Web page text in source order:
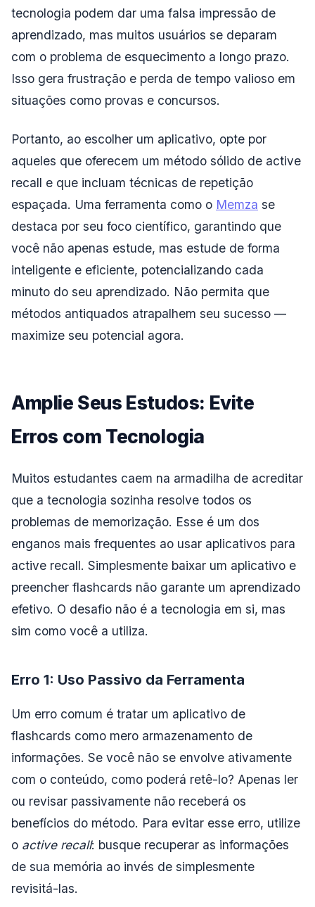
tecnologia podem dar uma falsa impressão de
aprendizado, mas muitos usuários se deparam
com o problema de esquecimento a longo prazo.
Isso gera frustração e perda de tempo valioso em
situações como provas e concursos.
Portanto, ao escolher um aplicativo, opte por
aqueles que oferecem um método sólido de active
recall e que incluam técnicas de repetição
espaçada. Uma ferramenta como o Memza se
destaca por seu foco científico, garantindo que
você não apenas estude, mas estude de forma
inteligente e eficiente, potencializando cada
minuto do seu aprendizado. Não permita que
métodos antiquados atrapalhem seu sucesso —
maximize seu potencial agora.
Amplie Seus Estudos: Evite
Erros com Tecnologia
Muitos estudantes caem na armadilha de acreditar
que a tecnologia sozinha resolve todos os
problemas de memorização. Esse é um dos
enganos mais frequentes ao usar aplicativos para
active recall. Simplesmente baixar um aplicativo e
preencher flashcards não garante um aprendizado
efetivo. O desafio não é a tecnologia em si, mas
sim como você a utiliza.
Erro 1: Uso Passivo da Ferramenta
Um erro comum é tratar um aplicativo de
flashcards como mero armazenamento de
informações. Se você não se envolve ativamente
com o conteúdo, como poderá retê-lo? Apenas ler
ou revisar passivamente não receberá os
benefícios do método. Para evitar esse erro, utilize
o active recall: busque recuperar as informações
de sua memória ao invés de simplesmente
revisitá-las.